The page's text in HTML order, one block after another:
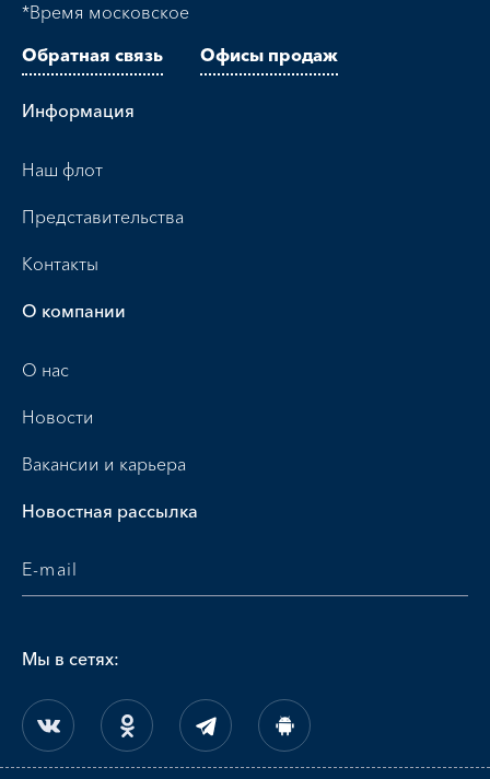
*Время московское
Обратная связь
Офисы продаж
Информация
Наш флот
Представительства
Контакты
О компании
О нас
Новости
Вакансии и карьера
Новостная рассылка
Мы в сетях: